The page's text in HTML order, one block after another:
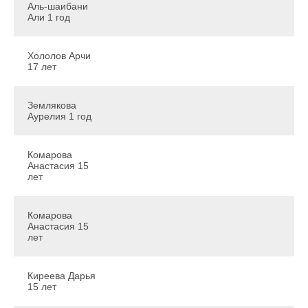
Аль-шаибани
Али 1 год
Хололов Арчи
17 лет
Землякова
Аурелия 1 год
Комарова
Анастасия 15
лет
Комарова
Анастасия 15
лет
Киреева Дарья
15 лет